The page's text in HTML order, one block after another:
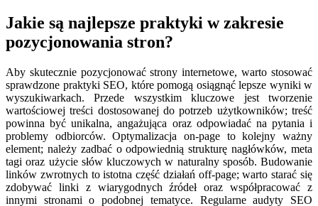
Jakie są najlepsze praktyki w zakresie
pozycjonowania stron?
Aby skutecznie pozycjonować strony internetowe, warto stosować
sprawdzone praktyki SEO, które pomogą osiągnąć lepsze wyniki w
wyszukiwarkach. Przede wszystkim kluczowe jest tworzenie
wartościowej treści dostosowanej do potrzeb użytkowników; treść
powinna być unikalna, angażująca oraz odpowiadać na pytania i
problemy odbiorców. Optymalizacja on-page to kolejny ważny
element; należy zadbać o odpowiednią strukturę nagłówków, meta
tagi oraz użycie słów kluczowych w naturalny sposób. Budowanie
linków zwrotnych to istotna część działań off-page; warto starać się
zdobywać linki z wiarygodnych źródeł oraz współpracować z
innymi stronami o podobnej tematyce. Regularne audyty SEO